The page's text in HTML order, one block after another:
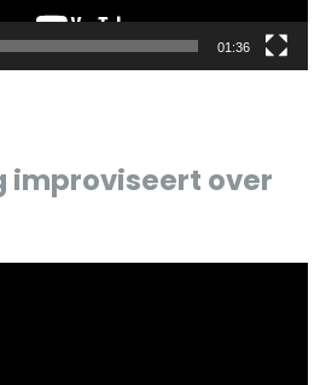
01:36
improviseert over